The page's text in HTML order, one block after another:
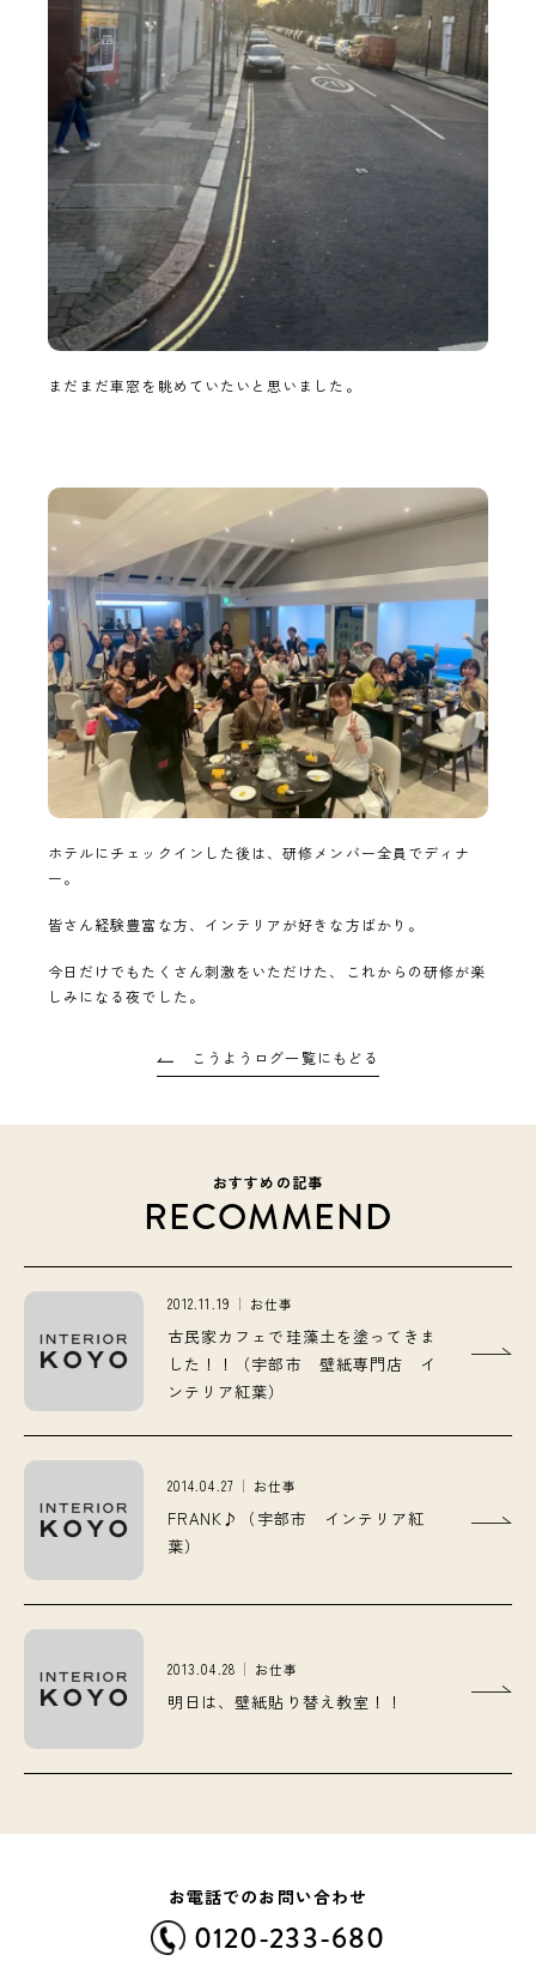
まだまだ車窓を眺めていたいと思いました。
ホテルにチェックインした後は、研修メンバー全員でディナ
ー。
皆さん経験豊富な方、インテリアが好きな方ばかり。
今日だけでもたくさん刺激をいただけた、これからの研修が楽
しみになる夜でした。
こうようログ一覧にもどる
おすすめの記事
RECOMMEND
2012.11.19 お仕事
古民家カフェで珪藻土を塗ってきま
した！！（宇部市 壁紙専門店 イ
ンテリア紅葉）
2014.04.27 お仕事
FRANK♪（宇部市 インテリア紅
葉）
2013.04.28 お仕事
明日は、壁紙貼り替え教室！！
お電話でのお問い合わせ
0120-233-680